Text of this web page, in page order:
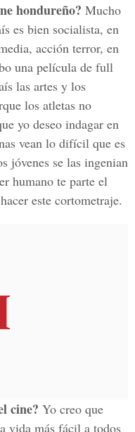
hondureño? Mucho
es bien socialista, en
acción terror, en
una película de full
las artes y los
los atletas no
yo deseo indagar en
vean lo difícil que es
jóvenes se las ingenian
humano te parte el
este cortometraje.
cine? Yo creo que
vida más fácil a todos